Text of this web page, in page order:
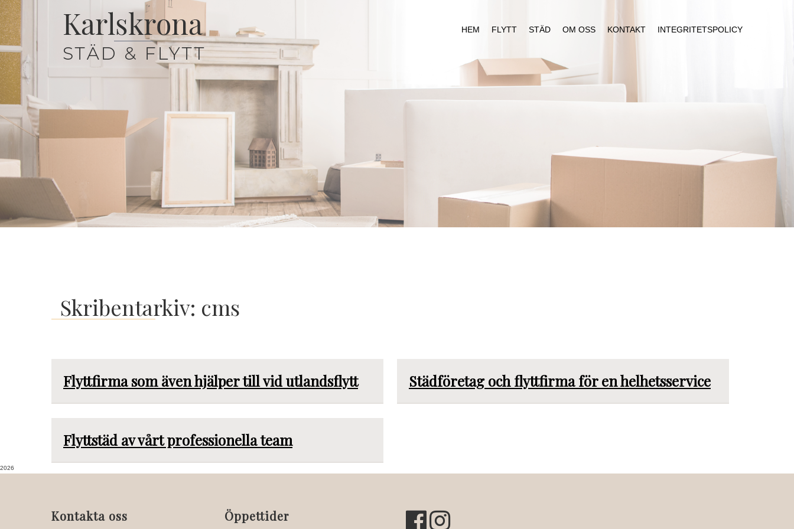
HEM FLYTT STÄD OM OSS KONTAKT INTEGRITETSPOLICY
Skribentarkiv: cms
Flyttfirma som även hjälper till vid utlandsflytt Städföretag och flyttfirma för en helhetsservice
Flyttstäd av vårt professionella team
Kontakta oss Öppettider
2026